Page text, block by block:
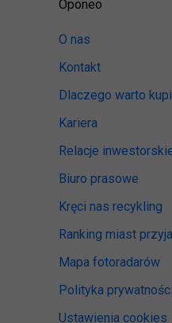
Oponeo
O nas
Kontakt
Dlaczego warto
Kariera
Relacje
Biuro prasowe
Kręci nas recykling
Ranking miast
Mapa fotoradarów
Polityka prywatności
Ustawienia cookies